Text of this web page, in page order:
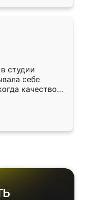
студии
себе
качеством
уже почти